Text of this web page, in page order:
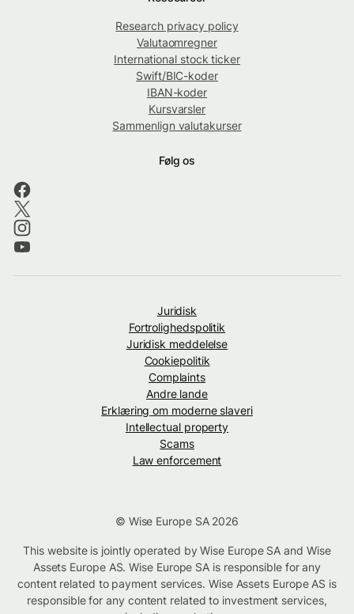
Research privacy policy
Valutaomregner
International stock ticker
Swift/BIC-koder
IBAN-koder
Kursvarsler
Sammenlign valutakurser
Følg os
Juridisk
Fortrolighedspolitik
Juridisk meddelelse
Cookiepolitik
Complaints
Andre lande
Erklæring om moderne slaveri
Intellectual property
Scams
Law enforcement
© Wise Europe SA 2026
This website is jointly operated by Wise Europe SA and Wise
Assets Europe AS. Wise Europe SA is responsible for any
content related to payment services. Wise Assets Europe AS is
responsible for any content related to investment services,